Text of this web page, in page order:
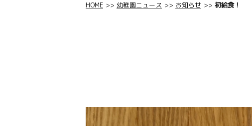
HOME 幼稚園ニュース お知らせ 初給食！